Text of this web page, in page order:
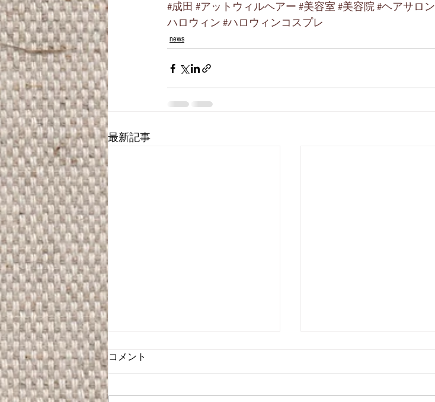
#成田 #アットウィルヘアー #美容室 #美容院#ヘアサロン
ハロウィン #ハロウィンコスプレ
news
最新記事
コメント